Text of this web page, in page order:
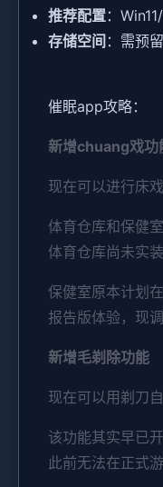
​推荐配置​：
​存储空间​ ：需预
催眠app攻略：
新增chuang戏功
现在可以进行床
体育仓库和保健
体育仓库尚未实装
保健室原本计划
报告版体验，现
新增毛剃除功能
现在可以用剃刀
该功能其实早已
此前无法在正式